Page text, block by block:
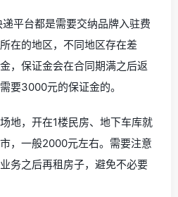
平台都是需要交纳品牌入驻费
在的地区，不同地区存在差
，保证金会在合同期满之后返
要3000元的保证金的。
地，开在1楼民房、地下车库就
，一般2000元左右。需要注意
务之后再租房子，避免不必要